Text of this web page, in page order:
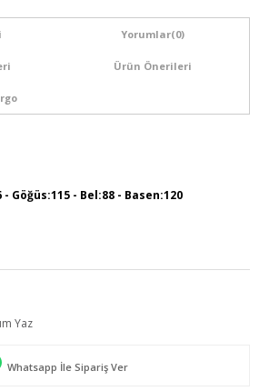
Yorumlar(0)
Ürün Önerileri
Göğüs:115 - Bel:88 - Basen:120
Yaz
Whatsapp İle Sipariş Ver